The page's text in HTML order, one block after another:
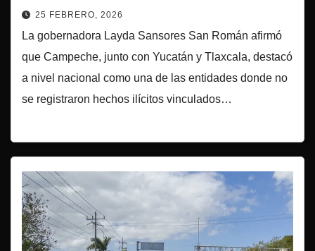
25 FEBRERO, 2026
La gobernadora Layda Sansores San Román afirmó
que Campeche, junto con Yucatán y Tlaxcala, destacó
a nivel nacional como una de las entidades donde no
se registraron hechos ilícitos vinculados…